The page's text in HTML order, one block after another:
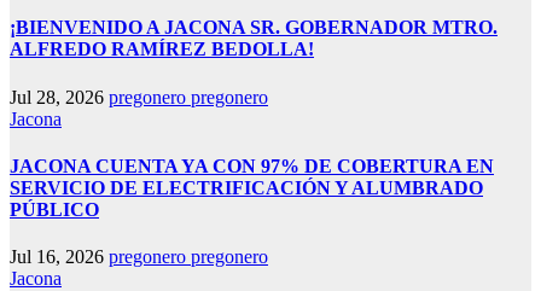
¡BIENVENIDO A JACONA SR. GOBERNADOR MTRO.
ALFREDO RAMÍREZ BEDOLLA!
Jul 28, 2026 pregonero pregonero
Jacona
JACONA CUENTA YA CON 97% DE COBERTURA EN
SERVICIO DE ELECTRIFICACIÓN Y ALUMBRADO
PÚBLICO
Jul 16, 2026 pregonero pregonero
Jacona